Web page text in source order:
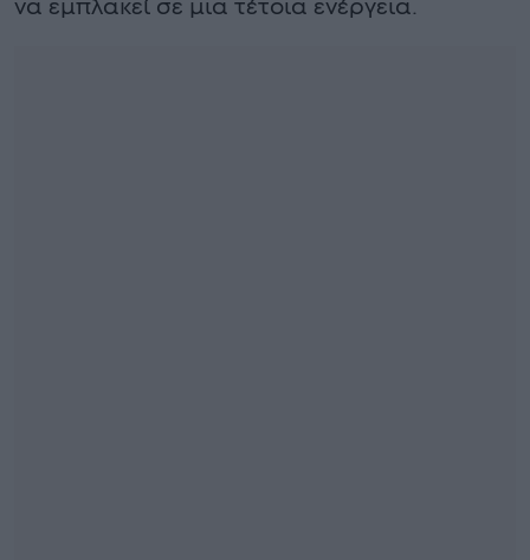
να εμπλακεί σε μια τέτοια ενέργεια.